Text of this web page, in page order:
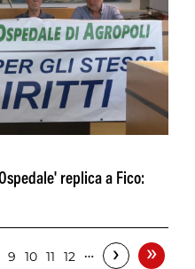
replica a Fico:
9 10 11 12 … › »